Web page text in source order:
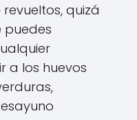
quizá
puedes
a los huevos